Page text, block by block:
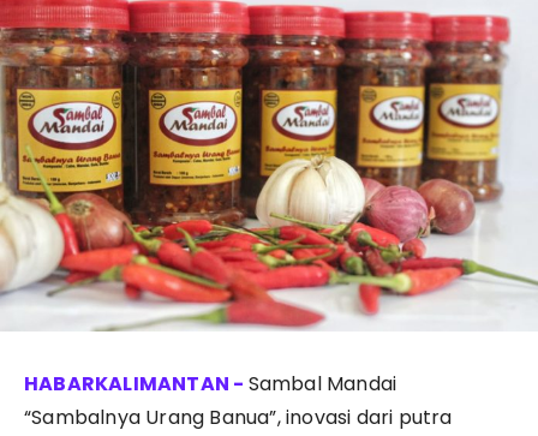
Sambal Mandai
“Sambalnya Urang Banua”, inovasi dari putra